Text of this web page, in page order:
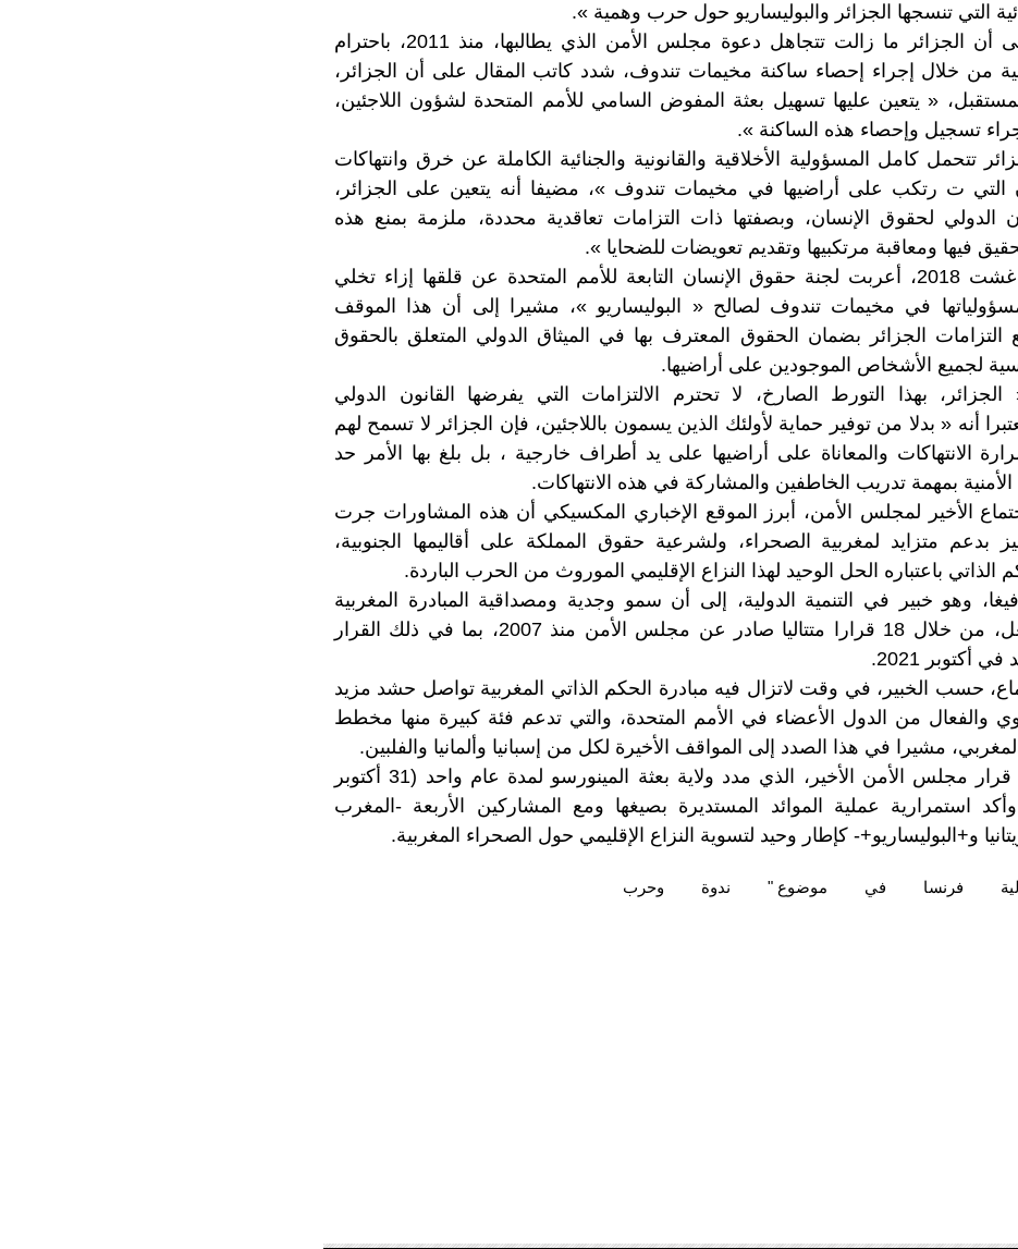
التي تنسجها الجزائر والبوليساريو حول حرب وهمية ».
وفي إشارة إلى أن الجزائر ما زالت تتجاهل دعوة مجلس الأمن الذي يطالبها، منذ 2011، باحترام
من خلال إجراء إحصاء ساكنة مخيمات تندوف، شدد كاتب المقال على أن الجزائر،
« يتعين عليها تسهيل بعثة المفوض السامي للأمم المتحدة لشؤون اللاجئين،
تسجيل وإحصاء هذه الساكنة ».
تتحمل كامل المسؤولية الأخلاقية والقانونية والجنائية الكاملة عن خرق وانتهاكات
التي ت رتكب على أراضيها في مخيمات تندوف »، مضيفا أنه يتعين على الجزائر،
الدولي لحقوق الإنسان، وبصفتها ذات التزامات تعاقدية محددة، ملزمة بمنع هذه
فيها ومعاقبة مرتكبيها وتقديم تعويضات للضحايا ».
وذكر أنه في غشت 2018، أعربت لجنة حقوق الإنسان التابعة للأمم المتحدة عن قلقها إزاء تخلي
في مخيمات تندوف لصالح « البوليساريو »، مشيرا إلى أن هذا الموقف
الجزائر بضمان الحقوق المعترف بها في الميثاق الدولي المتعلق بالحقوق
لجميع الأشخاص الموجودين على أراضيها.
بهذا التورط الصارخ، لا تحترم الالتزامات التي يفرضها القانون الدولي
أنه « بدلا من توفير حماية لأولئك الذين يسمون باللاجئين، فإن الجزائر لا تسمح لهم
الانتهاكات والمعاناة على أراضيها على يد أطراف خارجية ، بل بلغ بها الأمر حد
الأمنية بمهمة تدريب الخاطفين والمشاركة في هذه الانتهاكات.
الأخير لمجلس الأمن، أبرز الموقع الإخباري المكسيكي أن هذه المشاورات جرت
بدعم متزايد لمغربية الصحراء، ولشرعية حقوق المملكة على أقاليمها الجنوبية،
باعتباره الحل الوحيد لهذا النزاع الإقليمي الموروث من الحرب الباردة.
وهو خبير في التنمية الدولية، إلى أن سمو وجدية ومصداقية المبادرة المغربية
تكرست، بالفعل، من خلال 18 قرارا متتاليا صادر عن مجلس الأمن منذ 2007، بما في ذلك القرار
حسب الخبير، في وقت لاتزال فيه مبادرة الحكم الذاتي المغربية تواصل حشد مزيد
والفعال من الدول الأعضاء في الأمم المتحدة، والتي تدعم فئة كبيرة منها مخطط
مشيرا في هذا الصدد إلى المواقف الأخيرة لكل من إسبانيا وألمانيا والفلبين.
وأشار إلى أن قرار مجلس الأمن الأخير، الذي مدد ولاية بعثة المينورسو لمدة عام واحد (31 أكتوبر
وأكد استمرارية عملية الموائد المستديرة بصيغها ومع المشاركين الأربعة -المغرب
و+البوليساريو+- كإطار وحيد لتسوية النزاع الإقليمي حول الصحراء المغربية.
فرنسا في موضوع " ندوة وحرب